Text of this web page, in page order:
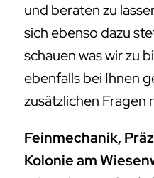
und beraten zu
sich ebenso dazu
schauen was wir zu
ebenfalls bei Ihnen
zusätzlichen Fragen
Feinmechanik,
Kolonie am